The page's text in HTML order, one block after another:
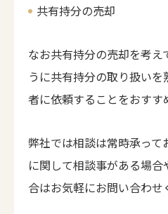
共有持分の売却
なお共有持分の売却を考
うに共有持分の取り扱い
者に依頼することをおすす
弊社では相談は常時承って
に関して相談事がある場
合はお気軽にお問い合わせ